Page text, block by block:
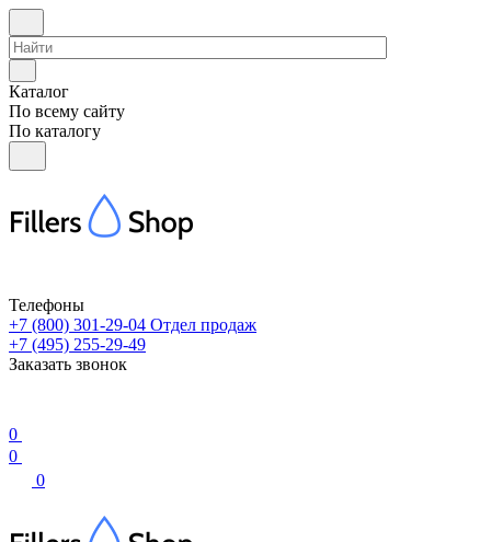
Каталог
По всему сайту
По каталогу
Телефоны
+7 (800) 301-29-04 Отдел продаж
+7 (495) 255-29-49
Заказать звонок
0
0
0